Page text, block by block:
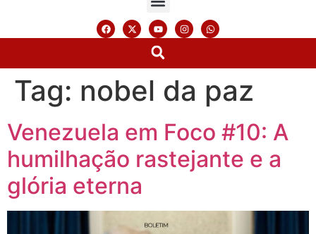
Tag: nobel da paz
Venezuela em Foco #10: A
humilhação rastejante e a
glória eterna